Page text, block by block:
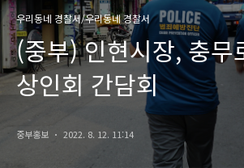
우리동네 경찰서/우리동네 경찰서
(중부) 인현시장, 충무
상인회 간담회
중부홍보 2022. 8. 12. 11:14